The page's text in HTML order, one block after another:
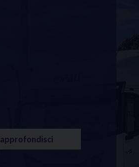
approfondisci